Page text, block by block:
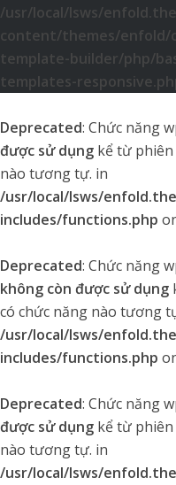
/usr/local/lsws/
content/themes/enfold/
template-builder/php/
templates-
Deprecated: Chức năng
được sử dụng kể từ phiên
nào tương tự. in
/usr/local/lsws/
includes/functions.php
Deprecated: Chức năng
không còn được sử dụng
có chức năng nào tương
/usr/local/lsws/
includes/functions.php
Deprecated: Chức năng
được sử dụng kể từ phiên
nào tương tự. in
/usr/local/lsws/